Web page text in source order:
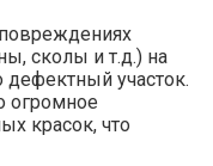
сколы и т.д.) на
дефектный участок.
огромное
красок, что